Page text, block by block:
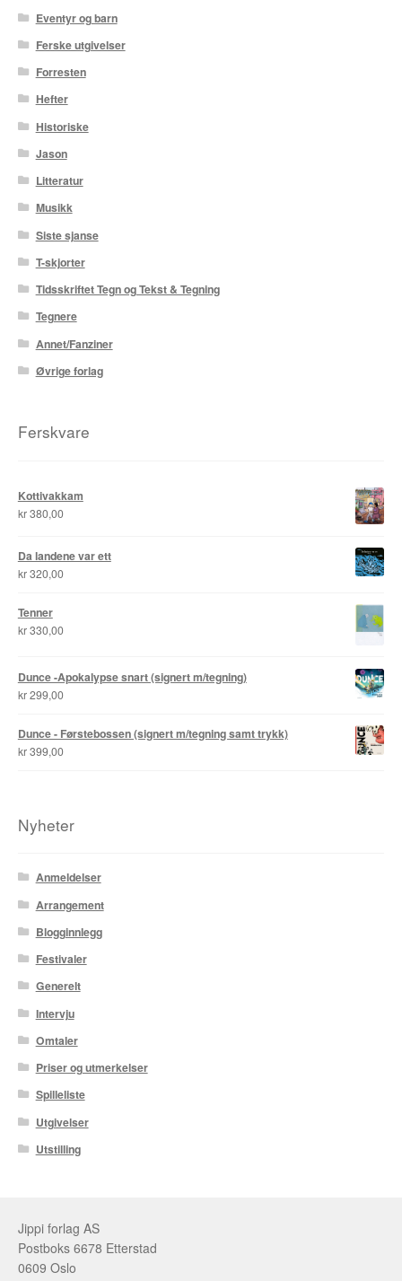
Tor Ærlig
Tor Morisse
Trond Ivar Hansen
Til kassen
Ordrebekreftelse
Your Account
Eventyr og barn
Ferske utgivelser
Forresten
Hefter
Historiske
Jason
Litteratur
Musikk
Siste sjanse
T-skjorter
Tidsskriftet Tegn og Tekst & Tegning
Tegnere
Annet/Fanziner
Øvrige forlag
Ferskvare
Kottivakkam
kr380,00
Da landene var ett
kr320,00
Tenner
kr330,00
Dunce -Apokalypse snart (signert m/tegning)
kr299,00
Dunce - Førstebossen (signert m/tegning samt trykk)
kr399,00
Nyheter
Anmeldelser
Arrangement
Blogginnlegg
Festivaler
Generelt
Intervju
Omtaler
Priser og utmerkelser
Spilleliste
Utgivelser
Utstilling
Jippi forlag AS
Postboks 6678 Etterstad
0609 Oslo